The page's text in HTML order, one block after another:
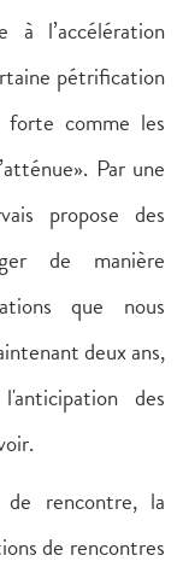
à l’accélération
pétrification
forte comme les
Par une
propose des
de manière
que nous
deux ans,
des
rencontre, la
de rencontres